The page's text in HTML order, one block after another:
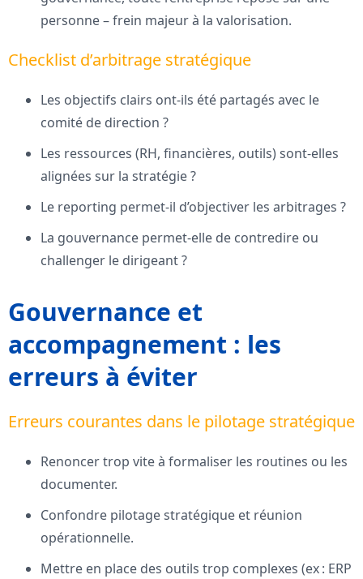
personne – frein majeur à la valorisation.
Checklist d’arbitrage stratégique
Les objectifs clairs ont-ils été partagés avec le
comité de direction ?
Les ressources (RH, financières, outils) sont-elles
alignées sur la stratégie ?
Le reporting permet-il d’objectiver les arbitrages ?
La gouvernance permet-elle de contredire ou
challenger le dirigeant ?
Gouvernance et
accompagnement : les
erreurs à éviter
Erreurs courantes dans le pilotage stratégique
Renoncer trop vite à formaliser les routines ou les
documenter.
Confondre pilotage stratégique et réunion
opérationnelle.
Mettre en place des outils trop complexes (ex : ERP